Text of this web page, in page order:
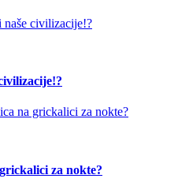
za nokte?